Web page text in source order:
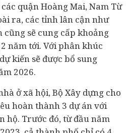
quận Hoàng Mai, Nam Từ
ra, các tỉnh lân cận như
cũng sẽ cung cấp khoảng
năm tới. Với phân khúc
kiến sẽ được bổ sung
2026.
ở xã hội, Bộ Xây dựng cho
hoàn thành 3 dự ánvới
hộ. Trước đó, từ đầu năm